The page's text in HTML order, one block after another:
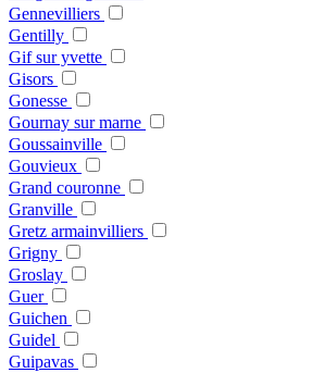
Gennevilliers
Gentilly
Gif sur yvette
Gisors
Gonesse
Gournay sur marne
Goussainville
Gouvieux
Grand couronne
Granville
Gretz armainvilliers
Grigny
Groslay
Guer
Guichen
Guidel
Guipavas